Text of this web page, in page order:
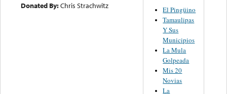
Donated By:Chris Strachwitz
El Pingüino
Tamaulipas
Y Sus
Municipios
La Mula
Golpeada
Mis 20
Novias
La